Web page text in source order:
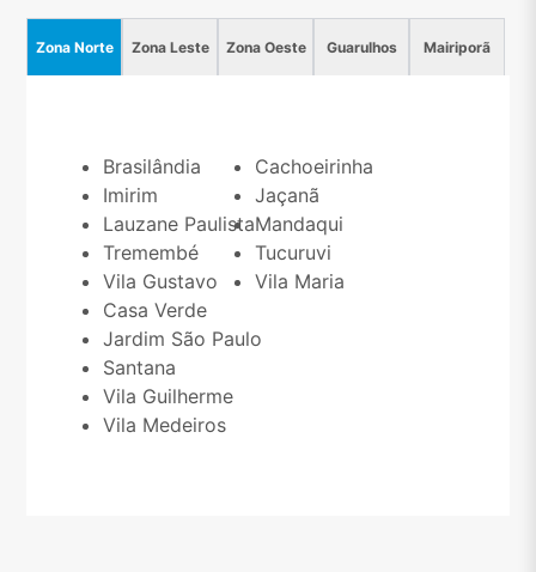
Zona Norte Zona Leste Zona Oeste Guarulhos Mairiporã
Brasilândia
Imirim
Lauzane Paulista
Tremembé
Vila Gustavo
Cachoeirinha
Jaçanã
Mandaqui
Tucuruvi
Vila Maria
Casa Verde
Jardim São Paulo
Santana
Vila Guilherme
Vila Medeiros